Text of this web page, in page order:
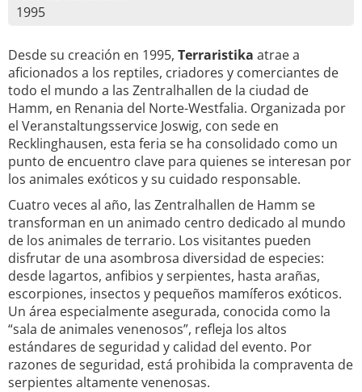
1995
Desde su creación en 1995, Terraristika atrae a
aficionados a los reptiles, criadores y comerciantes de
todo el mundo a las Zentralhallen de la ciudad de
Hamm, en Renania del Norte-Westfalia. Organizada por
el Veranstaltungsservice Joswig, con sede en
Recklinghausen, esta feria se ha consolidado como un
punto de encuentro clave para quienes se interesan por
los animales exóticos y su cuidado responsable.
Cuatro veces al año, las Zentralhallen de Hamm se
transforman en un animado centro dedicado al mundo
de los animales de terrario. Los visitantes pueden
disfrutar de una asombrosa diversidad de especies:
desde lagartos, anfibios y serpientes, hasta arañas,
escorpiones, insectos y pequeños mamíferos exóticos.
Un área especialmente asegurada, conocida como la
“sala de animales venenosos”, refleja los altos
estándares de seguridad y calidad del evento. Por
razones de seguridad, está prohibida la compraventa de
serpientes altamente venenosas.